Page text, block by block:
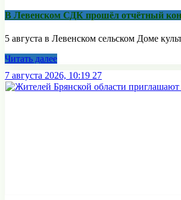
В Левенском СДК прошёл отчётный
5 августа в Левенском сельском Доме
Читать далее
7 августа 2026, 10:19 27